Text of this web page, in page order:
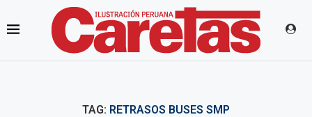
TAG: RETRASOS BUSES SMP